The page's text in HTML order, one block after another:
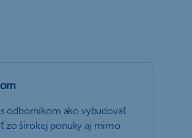
odborníkom ako vybudovať
zo širokej ponuky aj mimo